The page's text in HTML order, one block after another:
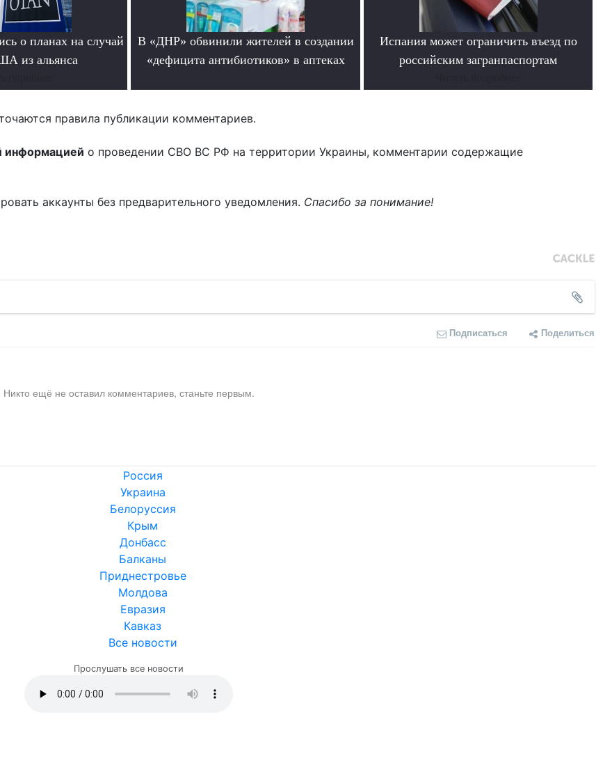
о планах на случай
из альянса
В «ДНР» обвинили жителей в создании
«дефицита антибиотиков» в аптеках
Испания может ограничить въезд по
российским загранпаспортам
правила публикации комментариев.
информацией о проведении СВО ВС РФ на территории Украины, комментарии содержащие
аккаунты без предварительного уведомления. Спасибо за понимание!
Подписаться Поделиться
Никто ещё не оставил комментариев, станьте первым.
Россия
Украина
Белоруссия
Крым
Донбасс
Балканы
Приднестровье
Молдова
Евразия
Кавказ
Все новости
Прослушать все новости